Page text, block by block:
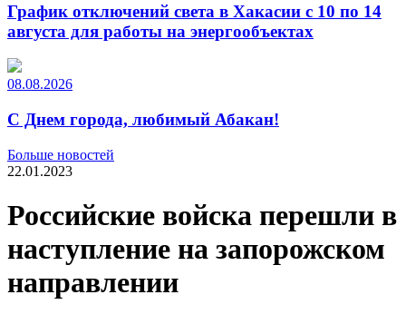
График отключений света в Хакасии с 10 по 14
августа для работы на энергообъектах
08.08.2026
С Днем города, любимый Абакан!
Больше новостей
22.01.2023
Российские войска перешли в
наступление на запорожском
направлении